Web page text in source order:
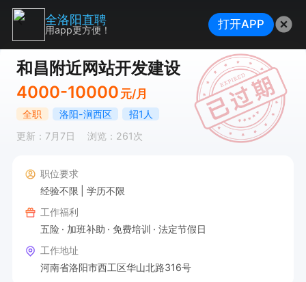
和昌附近网站开发建设
4000-10000 元/月
全职 洛阳-涧西区
招1人
更新：7月7日
浏览：261次
职位要求
经验不限
学历不限
工作福利
五险
加班补助 免费培训
法定节假日
工作地址
河南省洛阳市西工区华山北路316号
全洛阳直聘
用app更方便！ 打开APP